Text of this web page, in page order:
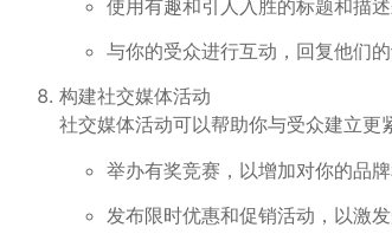
使用有趣和引人入胜的标题和描述
与你的受众进行互动，回复他们
构建社交媒体活动
社交媒体活动可以帮助你与受众建立更
举办有奖竞赛，以增加对你的品牌
发布限时优惠和促销活动，以激发